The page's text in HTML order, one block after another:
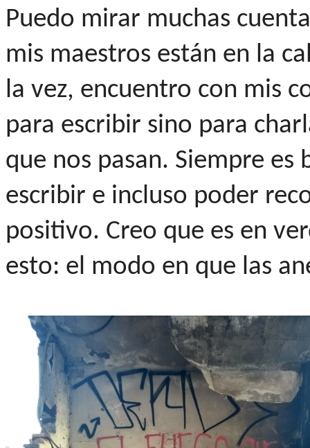
Puedo mirar muchas
mis maestros están en la
la vez, encuentro con mis
para escribir sino para
que nos pasan. Siempre
escribir e incluso poder
positivo. Creo que es en
esto: el modo en que las